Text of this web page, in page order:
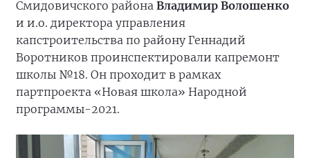
Смидовичского района Владимир Волошенко
и и.о. директора управления
капстроительства по району Геннадий
Воротников проинспектировали капремонт
школы №18. Он проходит в рамках
партпроекта «Новая школа» Народной
программы-2021.